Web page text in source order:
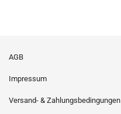
AGB
Impressum
Versand- & Zahlungsbedingungen